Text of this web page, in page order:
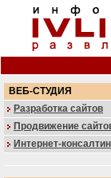
ВЕБ-СТУДИЯ
Разработка сайтов
Продвижение
Интернет-